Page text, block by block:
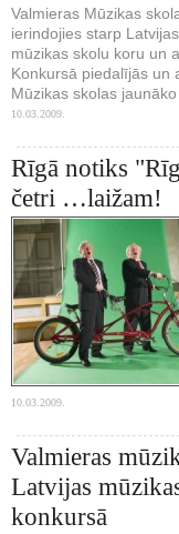
Valmieras Mūzikas
ierindojies starp
mūzikas skolu koru un
Konkursā piedalījās un
Mūzikas skolas
10.03.2009.
Rīgā notiks
četri …laižam!
10.03.2009.
Valmieras
Latvijas
konkursā